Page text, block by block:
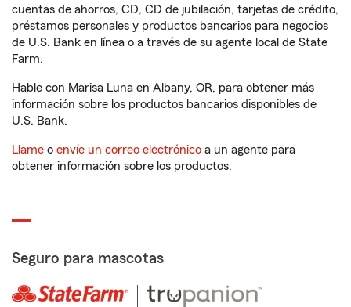
cuentas de ahorros, CD, CD de jubilación, tarjetas de crédito,
préstamos personales y productos bancarios para negocios
de U.S. Bank en línea o a través de su agente local de State
Farm.
Hable con Marisa Luna en Albany, OR, para obtener más
información sobre los productos bancarios disponibles de
U.S. Bank.
Llame o envíe un correo electrónico a un agente para
obtener información sobre los productos.
Seguro para mascotas